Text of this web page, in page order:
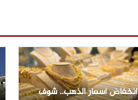
انخفاض أسعار الذهب.. شوف